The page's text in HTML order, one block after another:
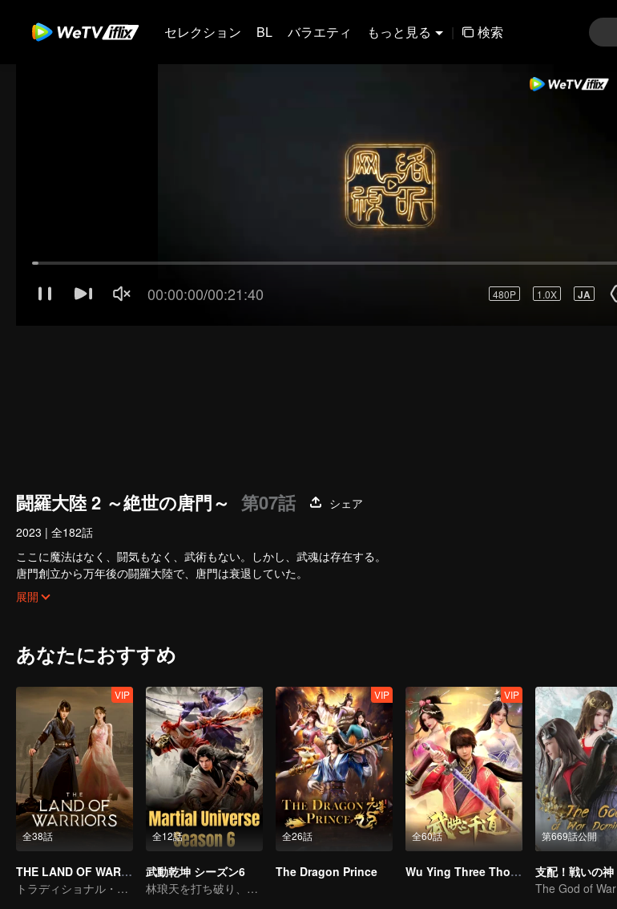
セレクション BL バラエティ もっと見る | 検索
闘羅大陸 2 ～絶世の唐門～ 第07話
シェア
2023 | 全182話
ここに魔法はなく、闘気もなく、武術もない。しかし、武魂は存在する。
唐門創立から万年後の闘羅大陸で、唐門は衰退していた。
時代に恵まれた天才が現れ、新世代の史莱克七怪は唐門を再興し、絶世唐門の歌を謳うことができるのか？
百万年魂獣、手に日月を握り星辰を摘む死霊聖法神、唐門の衰退を招いた全新の魂導器体系。
展開
あなたにおすすめ
全38話
VIP
THE LAND OF WARRIORS
トラディショナル・コスチューム · アドベンチャー · ロマンス
全12話
武動乾坤 シーズン6
林琅天を打ち破り、頂点に立つ。
全26話
VIP
The Dragon Prince
全60話
VIP
Wu Ying Three Thousand Paths
第669話公開
支配！戦いの神